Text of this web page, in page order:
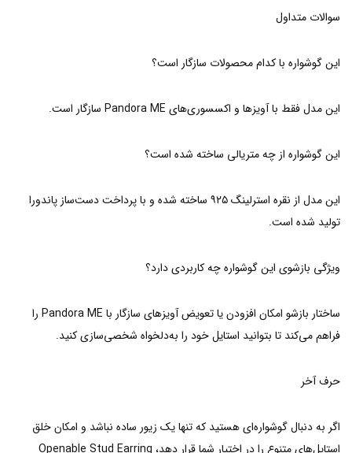
سوالات متداول
این گوشواره با کدام محصولات سازگار است؟
این مدل فقط با آویزها و اکسسوری‌های Pandora ME سازگار است.
این گوشواره از چه متریالی ساخته شده است؟
این مدل از نقره استرلینگ ۹۲۵ ساخته شده و با پرداخت دست‌ساز پاندورا
تولید شده است.
ویژگی بازشوی این گوشواره چه کاربردی دارد؟
ساختار بازشو امکان افزودن یا تعویض آویزهای سازگار با Pandora ME را
فراهم می‌کند تا بتوانید استایل خود را به‌دلخواه شخصی‌سازی کنید.
حرف آخر
اگر به دنبال گوشواره‌ای هستید که تنها یک زیور ساده نباشد و امکان خلق
استایل‌های متنوع را در اختیار شما قرار دهد، Openable Stud Earring